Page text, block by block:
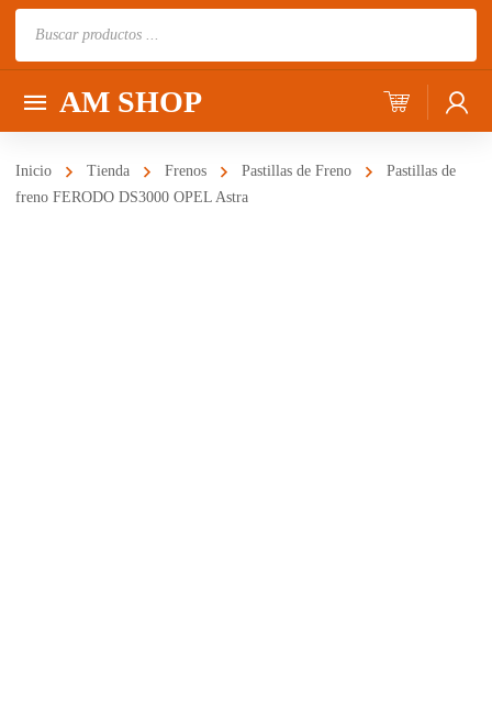
AM SHOP
Inicio Tienda Frenos Pastillas de Freno
Pastillas de
freno FERODO DS3000 OPEL Astra